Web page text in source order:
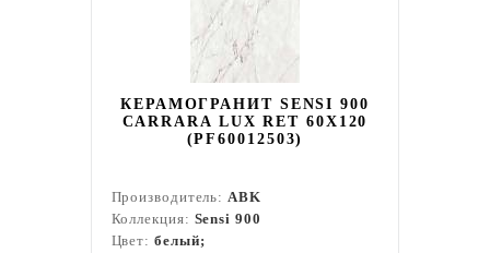
КЕРАМОГРАНИТ SENSI 900
CARRARA LUX RET 60X120
(PF60012503)
Производитель:ABK
Коллекция: Sensi 900
Цвет: белый;